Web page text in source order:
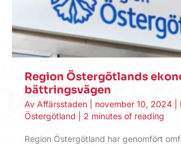
Region Östergötlands
bättringsvägen
Av Affärsstaden november 10, 2024
Östergötland
2 minutes of reading
Region Östergötland har genomfört